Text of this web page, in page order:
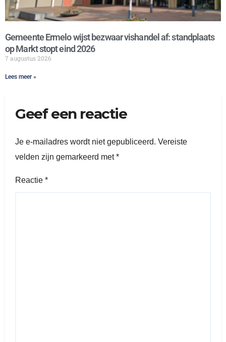
Gemeente Ermelo wijst bezwaar vishandel af: standplaats
op Markt stopt eind 2026
7 augustus 2026
Lees meer »
Geef een reactie
Je e-mailadres wordt niet gepubliceerd. Vereiste
velden zijn gemarkeerd met*
Reactie *